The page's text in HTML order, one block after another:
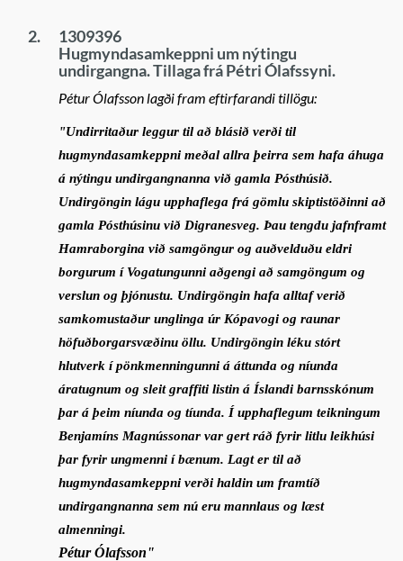
2.
1309396
Hugmyndasamkeppni um nýtingu
undirgangna. Tillaga frá Pétri Ólafssyni.
Pétur Ólafsson lagði fram eftirfarandi tillögu:
"Undirritaður leggur til að blásið verði til
hugmyndasamkeppni meðal allra þeirra sem hafa áhuga
á nýtingu undirgangnanna við gamla Pósthúsið.
Undirgöngin lágu upphaflega frá gömlu skiptistöðinni að
gamla Pósthúsinu við Digranesveg. Þau tengdu jafnframt
Hamraborgina við samgöngur og auðvelduðu eldri
borgurum í Vogatungunni aðgengi að samgöngum og
verslun og þjónustu. Undirgöngin hafa alltaf verið
samkomustaður unglinga úr Kópavogi og raunar
höfuðborgarsvæðinu öllu. Undirgöngin léku stórt
hlutverk í pönkmenningunni á áttunda og níunda
áratugnum og sleit graffiti listin á Íslandi barnsskónum
þar á þeim níunda og tíunda. Í upphaflegum teikningum
Benjamíns Magnússonar var gert ráð fyrir litlu leikhúsi
þar fyrir ungmenni í bænum. Lagt er til að
hugmyndasamkeppni verði haldin um framtíð
undirgangnanna sem nú eru mannlaus og læst
almenningi.
Pétur Ólafsson"